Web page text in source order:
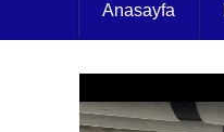
Anasayfa